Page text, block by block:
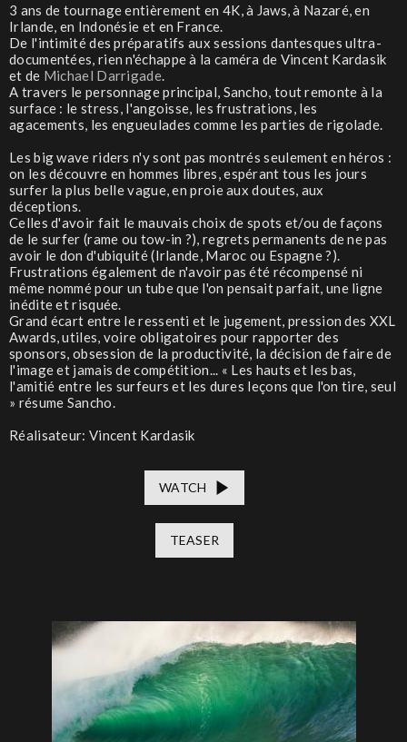
3 ans de tournage entièrement en 4K, à Jaws, à Nazaré, en
Irlande, en Indonésie et en France.
De l'intimité des préparatifs aux sessions dantesques ultra-
documentées, rien n'échappe à la caméra de Vincent Kardasik
et de Michael Darrigade.
A travers le personnage principal, Sancho, tout remonte à la
surface : le stress, l'angoisse, les frustrations, les
agacements, les engueulades comme les parties de rigolade.
Les big wave riders n'y sont pas montrés seulement en héros :
on les découvre en hommes libres, espérant tous les jours
surfer la plus belle vague, en proie aux doutes, aux
déceptions.
Celles d'avoir fait le mauvais choix de spots et/ou de façons
de le surfer (rame ou tow-in ?), regrets permanents de ne pas
avoir le don d'ubiquité (Irlande, Maroc ou Espagne ?).
Frustrations également de n'avoir pas été récompensé ni
même nommé pour un tube que l'on pensait parfait, une ligne
inédite et risquée.
Grand écart entre le ressenti et le jugement, pression des XXL
Awards, utiles, voire obligatoires pour rapporter des
sponsors, obsession de la productivité, la décision de faire de
l'image et jamais de compétition... « Les hauts et les bas,
l'amitié entre les surfeurs et les dures leçons que l'on tire, seul
» résume Sancho.
Réalisateur: Vincent Kardasik
WATCH
TEASER